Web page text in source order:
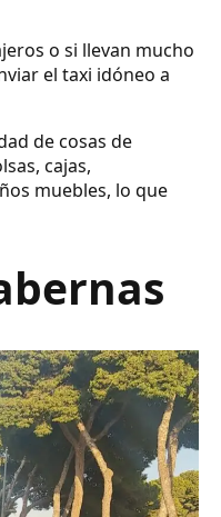
o si llevan mucho
el taxi idóneo a
de cosas de
cajas,
muebles, lo que